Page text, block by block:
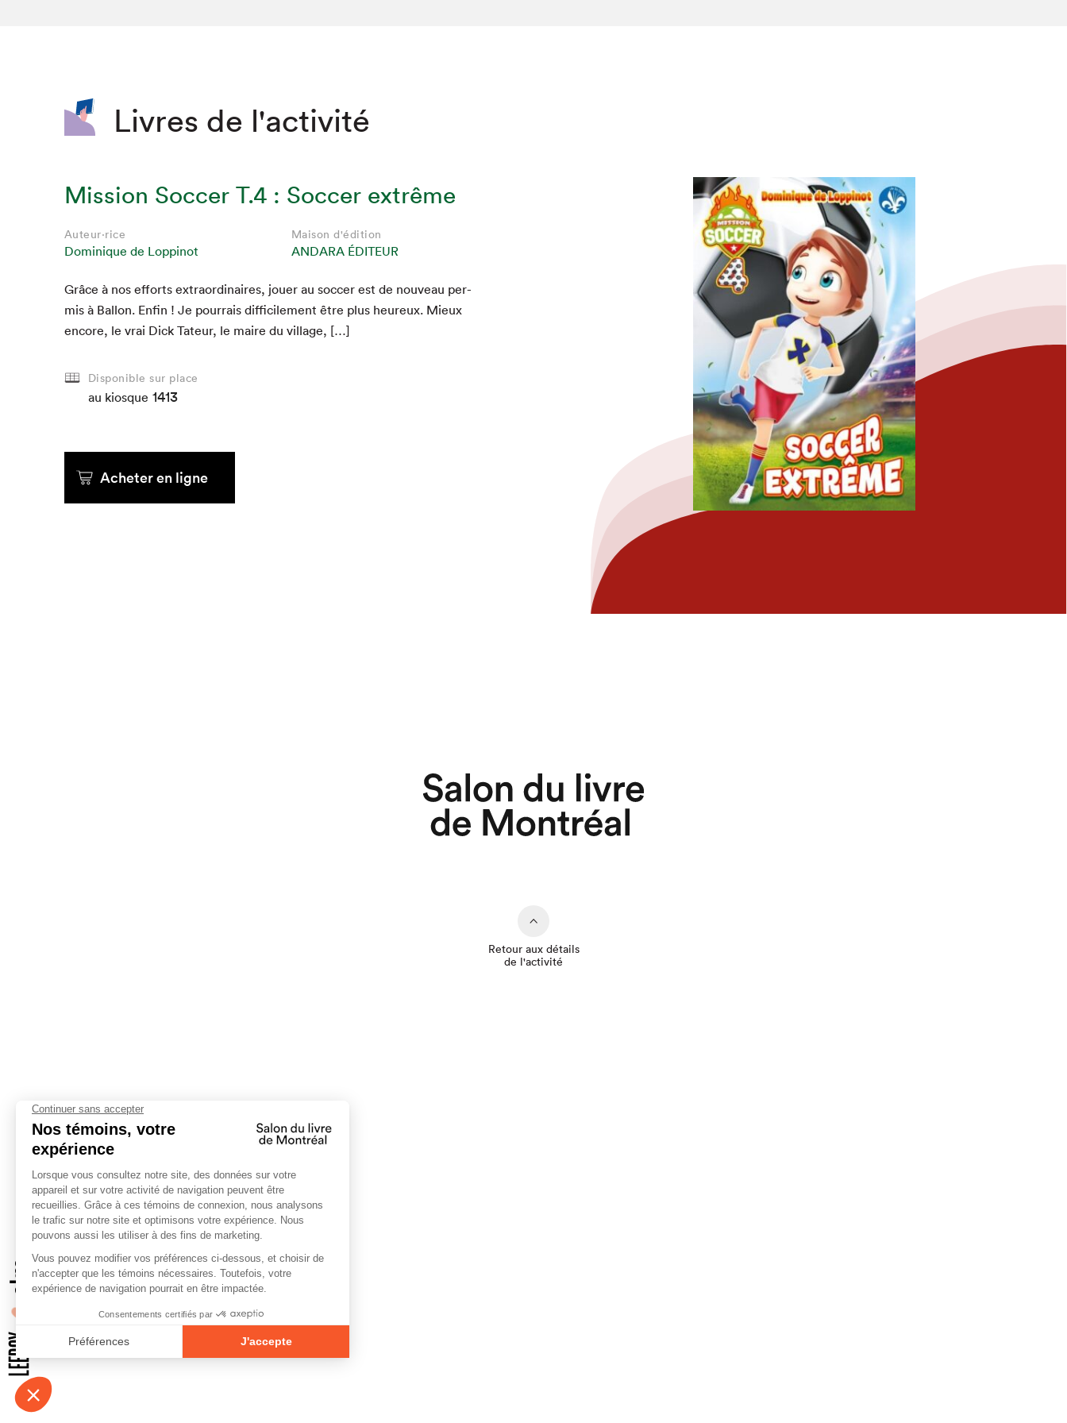
Que cherchez-vous?
Fermer
Livres de l'activité
Mission Soccer T.4 : Soccer extrême
Auteur·rice
Dominique de Loppinot
Maison d'édition
ANDARA ÉDITEUR
Grâce à nos efforts extra­or­di­naires, jouer au soc­cer est de nou­veau per­
mis à Bal­lon. Enfin ! Je pour­rais dif­fi­cile­ment être plus heureux. Mieux
encore, le vrai Dick Tateur, le maire du village, […]
Disponible sur place
au kiosque 1413
Acheter en ligne
Retour aux détails
de l'activité